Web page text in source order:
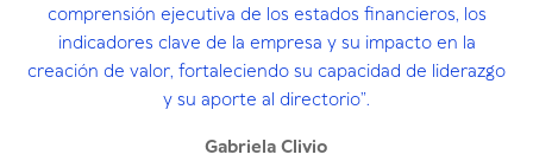
comprensión ejecutiva de los estados financieros, los
indicadores clave de la empresa y su impacto en la
creación de valor, fortaleciendo su capacidad de liderazgo
y su aporte al directorio”.
Gabriela Clivio